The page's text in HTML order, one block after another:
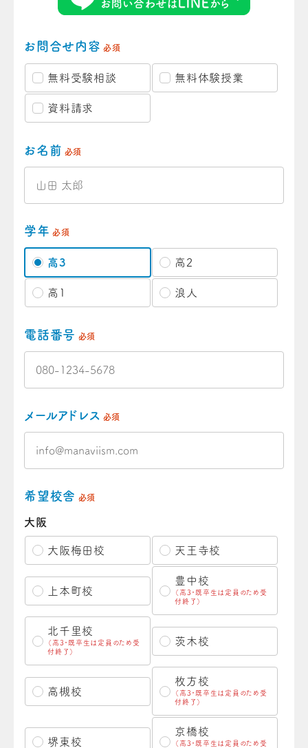
お問合せ内容 必須
無料受験相談 無料体験授業
資料請求
お名前 必須
学年 必須
高3 高2
高1 浪人
電話番号 必須
メールアドレス 必須
希望校舎 必須
大阪
大阪梅田校 天王寺校
上本町校
豊中校
（高3・既卒生は定員のため受
付終了）
北千里校
（高3・既卒生は定員のため受
付終了）
茨木校
高槻校
枚方校
（高3・既卒生は定員のため受
付終了）
堺東校
京橋校
（高3・既卒生は定員のため受